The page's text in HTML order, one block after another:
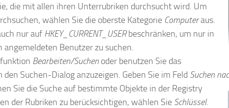
die mit allen ihren Unterrubriken durchsucht wird. Um
wählen Sie die oberste Kategorie Computeraus.
nur auf HKEY_CURRENT_USERbeschränken, um nur in
Benutzer zu suchen.
Bearbeiten/Suchen oder benutzen Sie das
Suchen-Dialog anzuzeigen. Geben Sie im Feld Suchen
Sie die Suche auf bestimmte Objekte in der Registry
der Rubriken zu berücksichtigen, wählen Sie Schlüssel.